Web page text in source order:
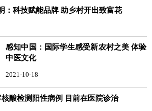
：科技赋能品牌 助乡村开出致富花
感知中国：国际学生感受新农村之美 体验
中医文化
2021-10-18
酸检测阳性病例 目前在医院诊治